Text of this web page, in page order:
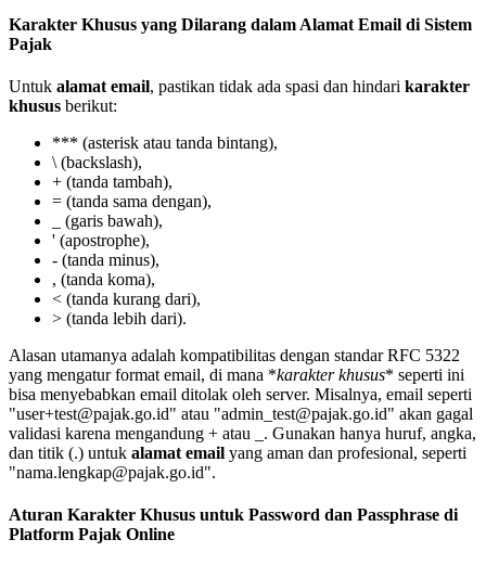
Karakter Khusus yang Dilarang dalam Alamat Email di Sistem
Pajak
Untuk alamat email, pastikan tidak ada spasi dan hindari karakter
khusus berikut:
*** (asterisk atau tanda bintang),
\ (backslash),
+ (tanda tambah),
= (tanda sama dengan),
_ (garis bawah),
' (apostrophe),
- (tanda minus),
, (tanda koma),
< (tanda kurang dari),
> (tanda lebih dari).
Alasan utamanya adalah kompatibilitas dengan standar RFC 5322
yang mengatur format email, di mana *karakter khusus* seperti ini
bisa menyebabkan email ditolak oleh server. Misalnya, email seperti
"user+test@pajak.go.id" atau "admin_test@pajak.go.id" akan gagal
validasi karena mengandung + atau _. Gunakan hanya huruf, angka,
dan titik (.) untuk alamat email yang aman dan profesional, seperti
"nama.lengkap@pajak.go.id".
Aturan Karakter Khusus untuk Password dan Passphrase di
Platform Pajak Online